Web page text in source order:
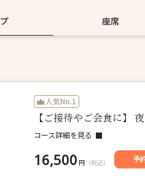
座席
人気No.1
【ご接待やご会食に】
コース詳細を見る
16,500 円 （税込） 予